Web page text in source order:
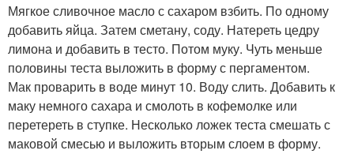
Мягкое сливочное масло с сахаром взбить. По одному
добавить яйца. Затем сметану, соду. Натереть цедру
лимона и добавить в тесто. Потом муку. Чуть меньше
половины теста выложить в форму с пергаментом.
Мак проварить в воде минут 10. Воду слить. Добавить к
маку немного сахара и смолоть в кофемолке или
перетереть в ступке. Несколько ложек теста смешать с
маковой смесью и выложить вторым слоем в форму.